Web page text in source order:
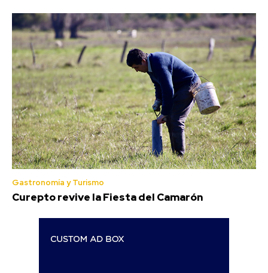
Gastronomía y Turismo
Curepto revive la Fiesta del Camarón